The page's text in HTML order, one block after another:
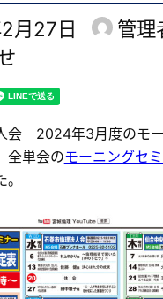
月27日
著
管理
会 2024年3月度のモ
単会のモーニングセ